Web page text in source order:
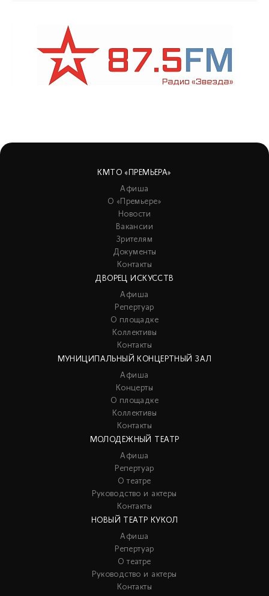
КМТО «ПРЕМЬЕРА»
Афиша
О «Премьере»
Новости
Вакансии
Зрителям
Документы
Контакты
ДВОРЕЦ ИСКУССТВ
Афиша
Репертуар
О площадке
Коллективы
Контакты
МУНИЦИПАЛЬНЫЙ КОНЦЕРТНЫЙ ЗАЛ
Афиша
Концерты
О площадке
Коллективы
Контакты
МОЛОДЕЖНЫЙ ТЕАТР
Афиша
Репертуар
О театре
Руководство и актеры
Контакты
НОВЫЙ ТЕАТР КУКОЛ
Афиша
Репертуар
О театре
Руководство и актеры
Контакты